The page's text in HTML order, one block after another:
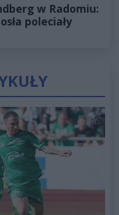
w Radomiu:
poleciały